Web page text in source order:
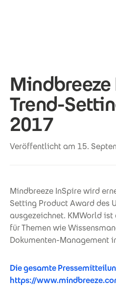
Trend-
2017
Veröffentlicht am 15.
Mindbreeze InSpire wird
Setting Product Award des
ausgezeichnet. KMWorld
für Themen wie
Dokumenten-Management
Die gesamte
https://